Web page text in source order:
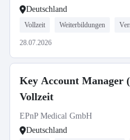
Deutschland
Vollzeit Weiterbildungen
28.07.2026
Key Account Manager
Vollzeit
EPnP Medical GmbH
Deutschland